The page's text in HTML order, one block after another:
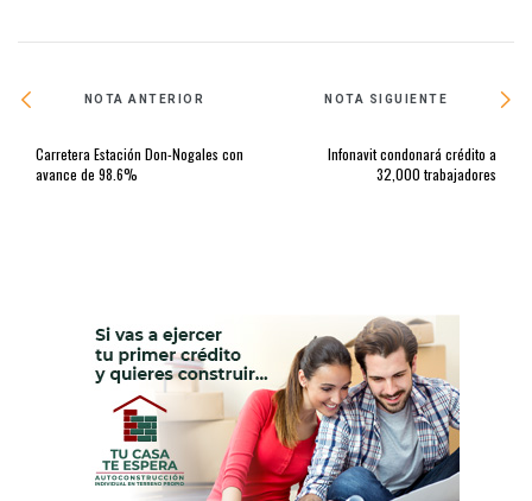
NOTA ANTERIOR
Carretera Estación Don-Nogales con
avance de 98.6%
NOTA SIGUIENTE
Infonavit condonará crédito a
32,000 trabajadores